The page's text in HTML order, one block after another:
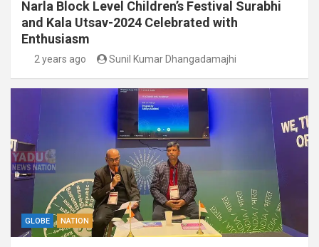
Narla Block Level Children’s Festival Surabhi
and Kala Utsav-2024 Celebrated with
Enthusiasm
2 years ago Sunil Kumar Dhangadamajhi
GLOBE NATION